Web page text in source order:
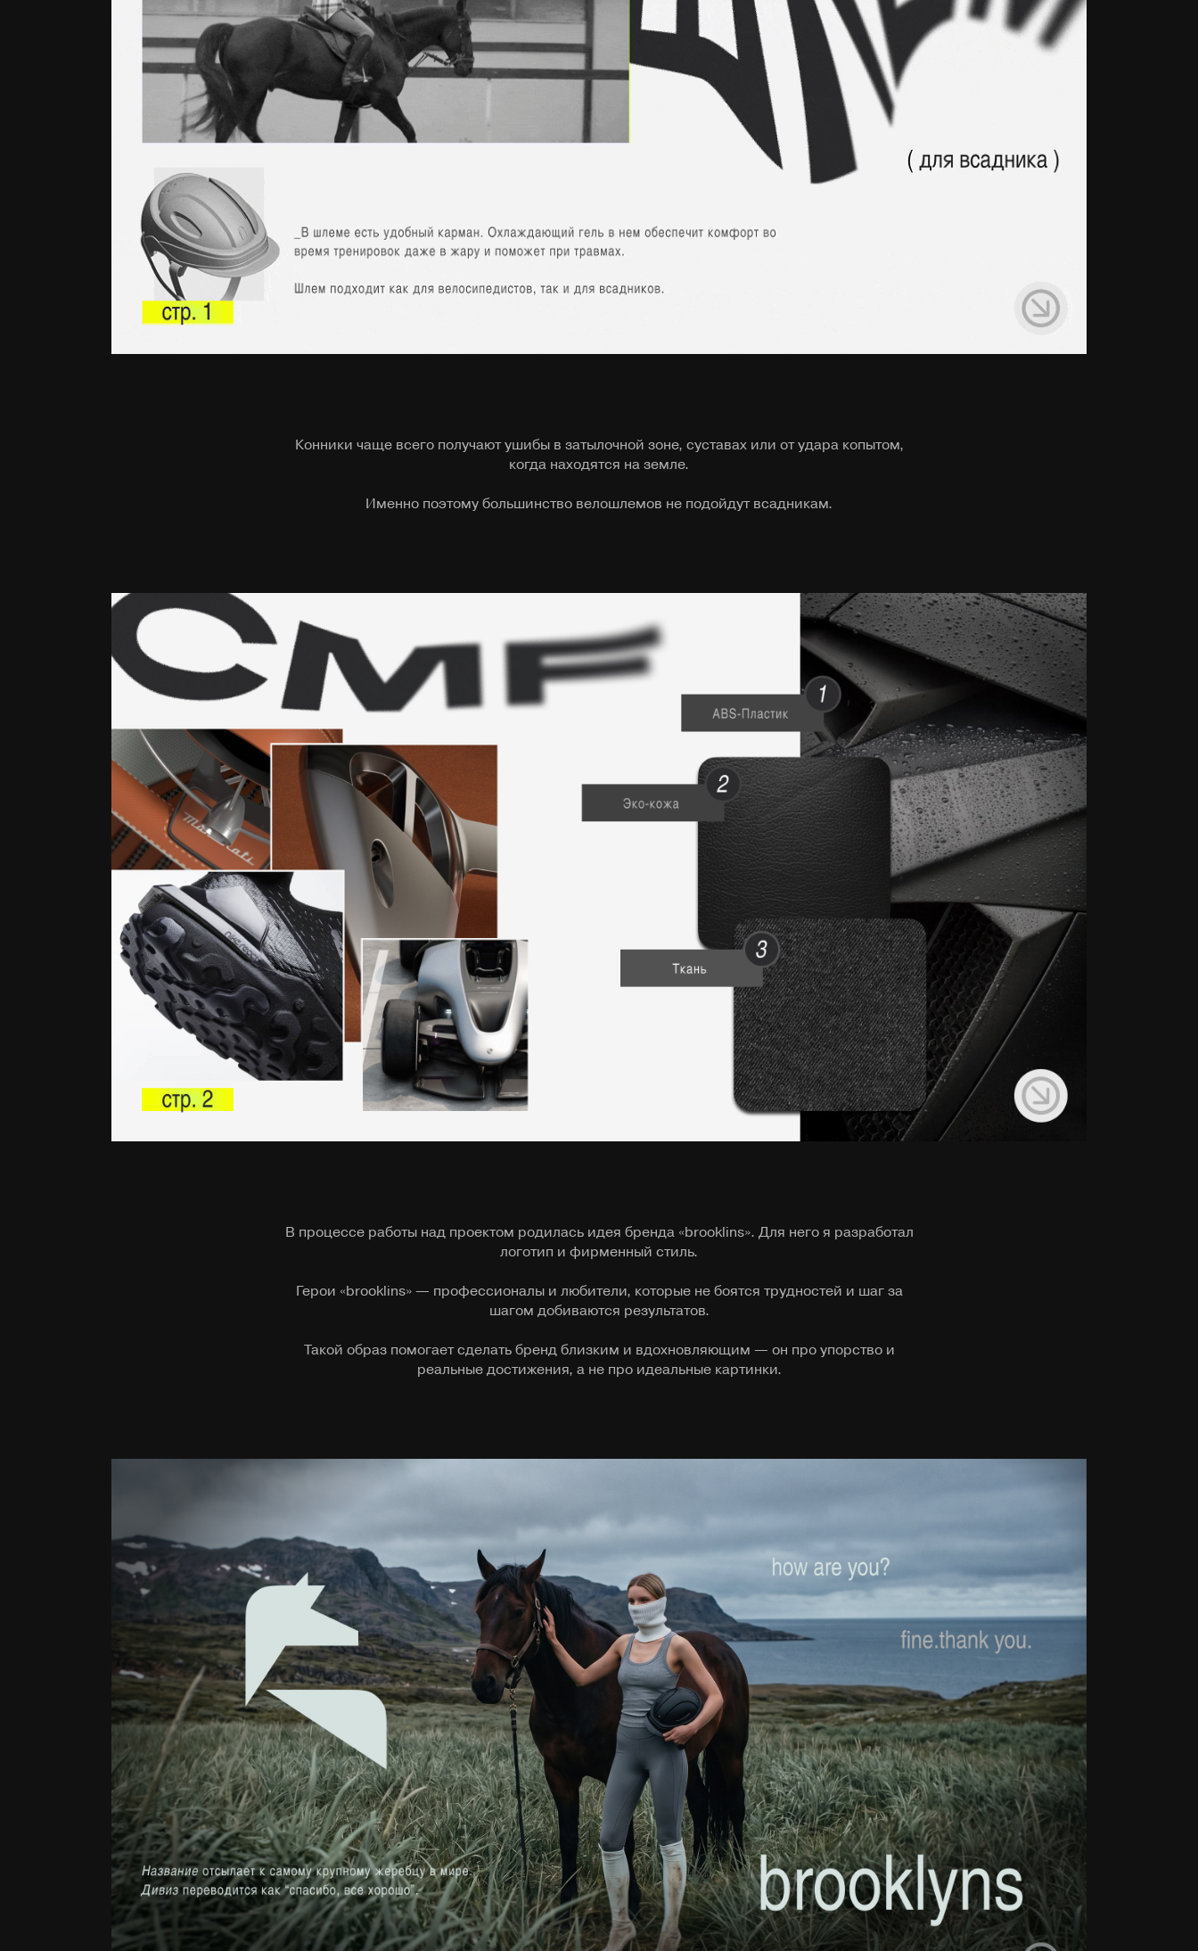
Конники чаще всего получают ушибы в затылочной зоне, суставах или от удара копытом,
когда находятся на земле.
Именно поэтому большинство велошлемов не подойдут всадникам.
В процессе работы над проектом родилась идея бренда «brooklins». Для него я разработал
логотип и фирменный стиль.
Герои «brooklins» — профессионалы и любители, которые не боятся трудностей и шаг за
шагом добиваются результатов.
Такой образ помогает сделать бренд близким и вдохновляющим — он про упорство и
реальные достижения, а не про идеальные картинки.